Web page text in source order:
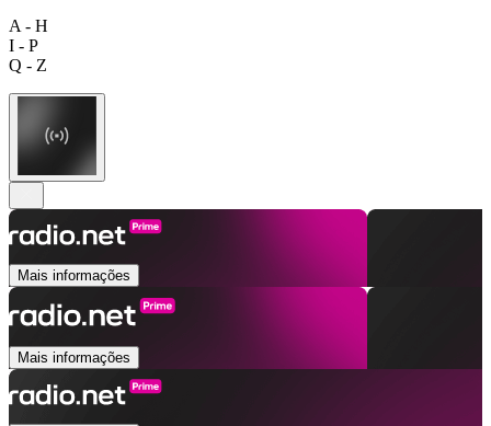
A - H
I - P
Q - Z
Mais informações
Mais informações